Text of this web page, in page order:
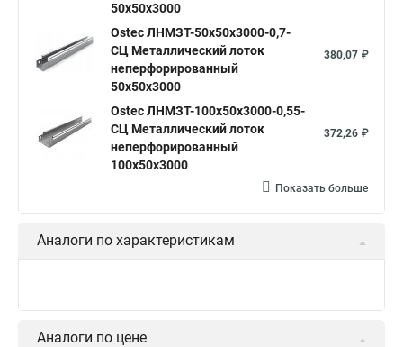
50х50х3000
Ostec ЛНМЗТ-50х50х3000-0,7-
СЦ Металлический лоток
неперфорированный
50х50х3000
380,07 ₽
Ostec ЛНМЗТ-100х50х3000-0,55-
СЦ Металлический лоток
неперфорированный
100х50х3000
372,26 ₽
Показать больше
Аналоги по характеристикам
506,26 ₽